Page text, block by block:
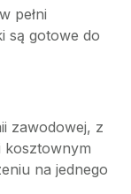
pełni
są gotowe do
zawodowej, z
kosztownym
na jednego